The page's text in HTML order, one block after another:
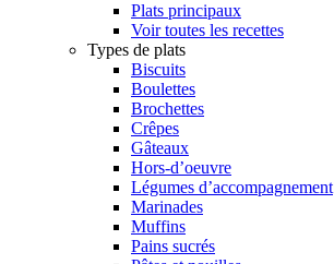
Plats principaux
Voir toutes les recettes
Types de plats
Biscuits
Boulettes
Brochettes
Crêpes
Gâteaux
Hors-d’oeuvre
Légumes d’accompagnement
Marinades
Muffins
Pains sucrés